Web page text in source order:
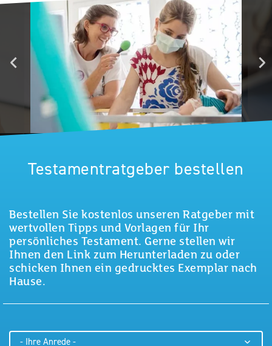
Testamentratgeber bestellen
Bestellen Sie kostenlos unseren Ratgeber mit
wertvollen Tipps und Vorlagen für Ihr
persönliches Testament. Gerne stellen wir
Ihnen den Link zum Herunterladen zu oder
schicken Ihnen ein gedrucktes Exemplar nach
Hause.